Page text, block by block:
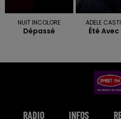
NUIT INCOLORE
Dépassé
ADELE
Été Avec
RADIO INFOS